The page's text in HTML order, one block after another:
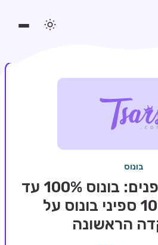
בונוס
חבילת קבלת פנים: בונוס 100% עד
300€ + 100 ספיני בונוס על
הראשונה